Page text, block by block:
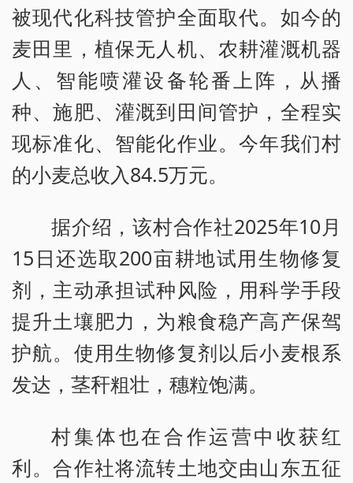
被现代化科技管护全面取代。如今的
麦田里，植保无人机、农耕灌溉机器
人、智能喷灌设备轮番上阵，从播
种、施肥、灌溉到田间管护，全程实
现标准化、智能化作业。今年我们村
的小麦总收入84.5万元。
据介绍，该村合作社2025年10月
15日还选取200亩耕地试用生物修复
剂，主动承担试种风险，用科学手段
提升土壤肥力，为粮食稳产高产保驾
护航。使用生物修复剂以后小麦根系
发达，茎秆粗壮，穗粒饱满。
村集体也在合作运营中收获红
利。合作社将流转土地交由山东五征